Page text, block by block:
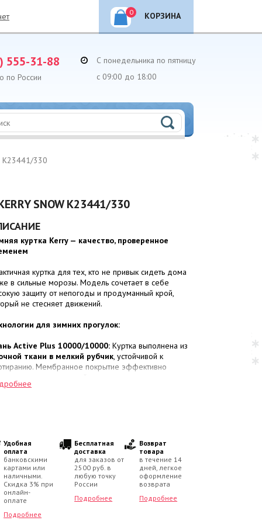
КОРЗИНА
0
555-31-88
по России
С понедельника по пятницу
с 09:00 до 18:00
K23441/330
SNOW K23441/330
куртка Kerry — качество, проверенное
куртка для тех, кто не привык сидеть дома
в сильные морозы. Модель сочетает в себе
защиту от непогоды и продуманный крой,
не стесняет движений.
для зимних прогулок:
Active Plus 10000/10000: Куртка выполнена из
ткани в мелкий рубчик, устойчивой к
Мембранное покрытие эффективно
лишний пар, чтобы ребенок оставался сухим.
форму после активных игр или стирки.
режим:Надежная защита в
от 0 до -30 °C.
в деталях:
отделка:
Капюшон, внутренняя часть
и манжеты (резинки рукавов) дополнены
Удобная
оплата
банковскими
картами или
наличными.
Скидка 3% при
онлайн-
оплате
Подробнее
Бесплатная
доставка
для заказов от
2500 руб. в
любую точку
России
Подробнее
Возврат
товара
в течение 14
дней, легкое
оформление
возврата
Подробнее